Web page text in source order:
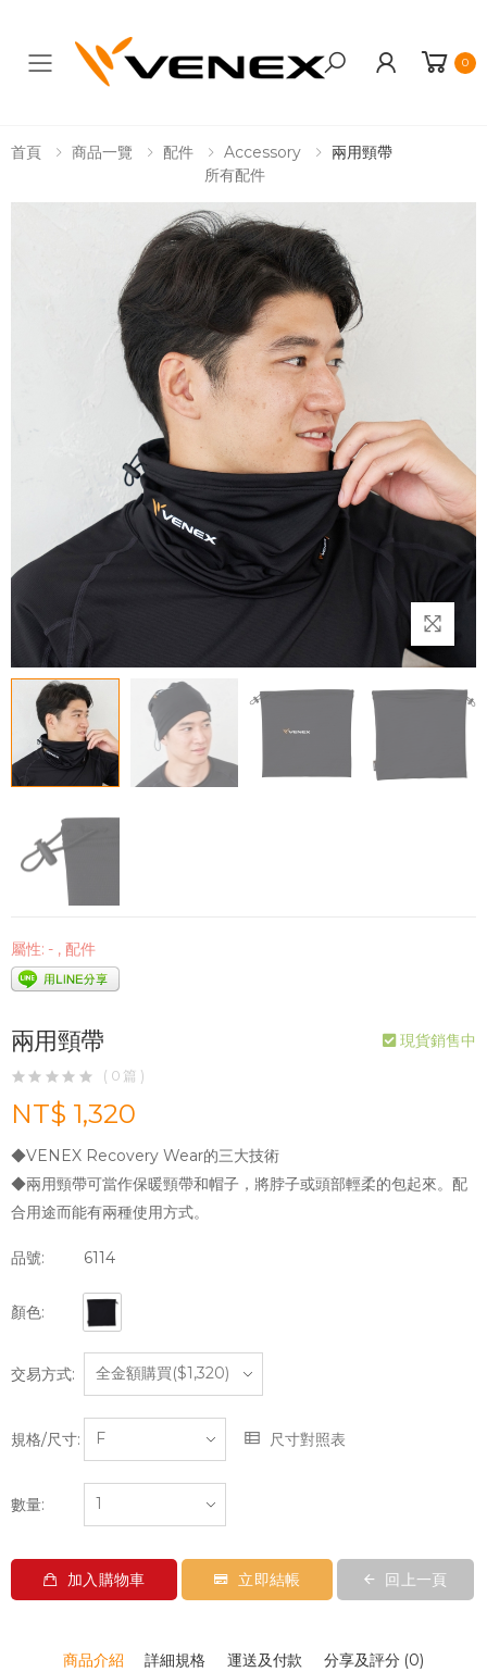
Toggle mobile menu 0
首頁 商品一覽 配件
Accessory
所有配件
兩用頸帶
屬性: - , 配件
現貨銷售中
兩用頸帶
( 0 篇 )
NT$ 1,320
◆VENEX Recovery Wear的三大技術
◆兩用頸帶可當作保暖頸帶和帽子，將脖子或頭部輕柔的包起來。配
合用途而能有兩種使用方式。
品號: 6114
顏色:
交易方式:
規格/尺寸: 尺寸對照表
數量:
加入購物車 立即結帳 回上一頁
商品介紹 詳細規格 運送及付款 分享及評分 (0)